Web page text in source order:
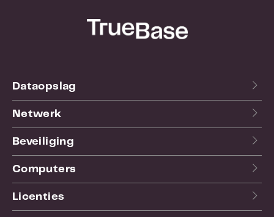
Dataopslag
Netwerk
Beveiliging
Computers
Licenties